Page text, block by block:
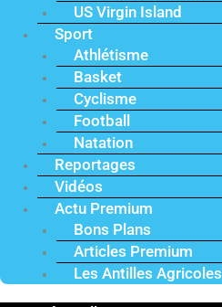
US Virgin Island
Sport
Athlétisme
Basket
Cyclisme
Football
Natation
Reportages
Vidéos
Actu Premium
Bons Plans
Articles Premium
Les Antilles Agricoles